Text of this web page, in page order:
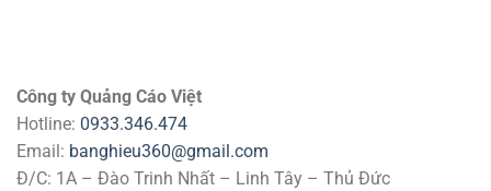
Công ty Quảng Cáo Việt
Hotline: 0933.346.474
Email: banghieu360@gmail.com
Đ/C: 1A – Đào Trinh Nhất – Linh Tây – Thủ Đức